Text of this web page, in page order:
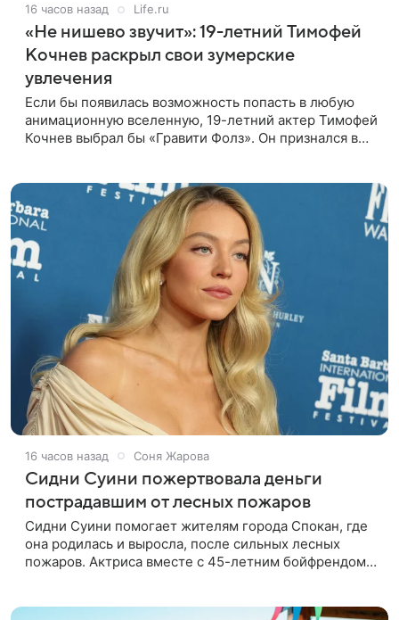
16 часов назад Life.ru
«Не нишево звучит»: 19-летний Тимофей
Кочнев раскрыл свои зумерские
увлечения
Если бы появилась возможность попасть в любую
анимационную вселенную, 19-летний актер Тимофей
Кочнев выбрал бы «Гравити Фолз». Он признался в
16 часов назад Соня Жарова
Сидни Суини пожертвовала деньги
пострадавшим от лесных пожаров
Сидни Суини помогает жителям города Спокан, где
она родилась и выросла, после сильных лесных
пожаров. Актриса вместе с 45-летним бойфрендом